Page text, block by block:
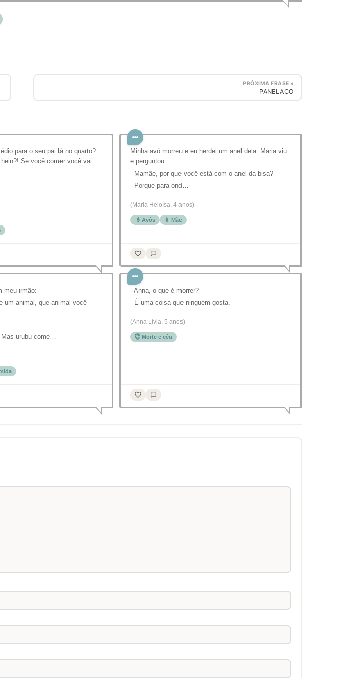
PRÓXIMA FRASE »
PANELAÇO
para o seu pai lá no quarto?
Se você comer você vai
Minha avó morreu e eu herdei um anel dela. Maria viu
e perguntou:
- Mamãe, por que você está com o anel da bisa?
- Porque para ond…
(Maria Heloísa, 4 anos)
👴 Avós 👩 Mãe
meu irmão:
um animal, que animal você
Mas urubu come…
- Anna, o que é morrer?
- É uma coisa que ninguém gosta.
(Anna Lívia, 5 anos)
😇 Morte e céu